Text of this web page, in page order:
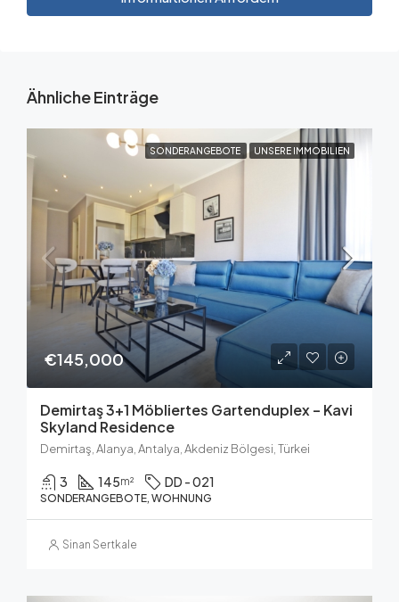
Ähnliche Einträge
SONDERANGEBOTE UNSERE IMMOBILIEN
€145,000
Demirtaş 3+1 Möbliertes Gartenduplex – Kavi
Skyland Residence
Demirtaş, Alanya, Antalya, Akdeniz Bölgesi, Türkei
3 145m² DD - 021
SONDERANGEBOTE, WOHNUNG
Sinan Sertkale